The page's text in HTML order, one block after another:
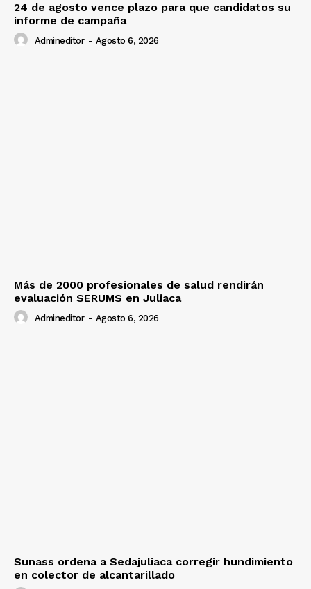
24 de agosto vence plazo para que candidatos su
informe de campaña
Admineditor - Agosto 6, 2026
Más de 2000 profesionales de salud rendirán
evaluación SERUMS en Juliaca
Admineditor - Agosto 6, 2026
Sunass ordena a Sedajuliaca corregir hundimiento
en colector de alcantarillado